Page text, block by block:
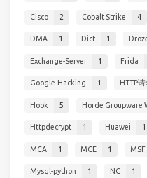
Cisco 2 Cobalt Strike 4
DMA 1 Dict 1
Exchange-Server 1 Frida
Google-Hacking 1 HTTP
Hook 5 Horde Groupware
Httpdecrypt 1 Huawei 1
MCA 1 MCE 1 MSF
Mysql-python 1 NC 1